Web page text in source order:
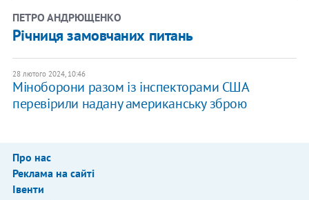
ПЕТРО АНДРЮЩЕНКО
Річниця замовчаних питань
28 лютого 2024, 10:46
Міноборони разом із інспекторами США
перевірили надану американську зброю
Про нас
Реклама на сайті
Івенти